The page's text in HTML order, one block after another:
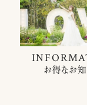
お得なお